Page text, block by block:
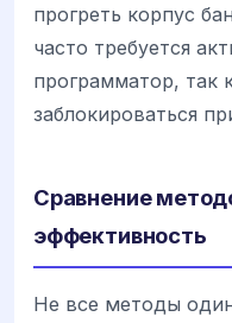
прогреть корпус
часто требуется
программатор, так
заблокироваться
Сравнение
эффективность
Не все методы